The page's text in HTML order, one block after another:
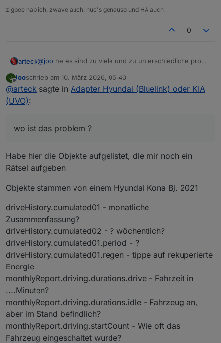
zigbee hab ich, zwave auch, nuc's genauso und HA auch
0
arteck@joo ne es sind zu viele und zu unterschiedliche pro
@fichte_112es gibt viele möglichkeiten ich bevorzuge
die wo man sich nicht unbedingt anmelden muss
J
Offline
jooschrieb am 10. März 2026, 05:40
zuletzt editiert von
@arteck sagte in Adapter Hyundai (Bluelink) oder KIA
(UVO):
wo ist das problem ?
Habe hier die Objekte aufgelistet, die mir noch ein
Rätsel aufgeben
Objekte stammen von einem Hyundai Kona Bj. 2021
driveHistory.cumulated01 - monatliche
Zusammenfassung?
driveHistory.cumulated02 - ? wöchentlich?
driveHistory.cumulated01.period - ?
driveHistory.cumulated01.regen - tippe auf rekuperierte
Energie
monthlyReport.driving.durations.drive - Fahrzeit in
....Minuten?
monthlyReport.driving.durations.idle - Fahrzeug an,
aber im Stand befindlich?
monthlyReport.driving.startCount - Wie oft das
Fahrzeug eingeschaltet wurde?